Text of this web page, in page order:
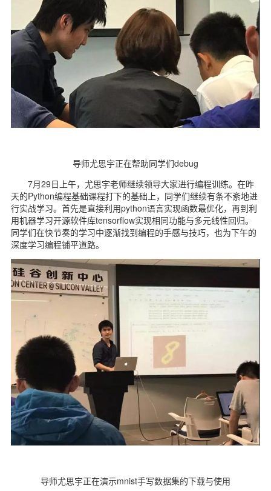
导师尤思宇正在帮助同学们debug
7月29日上午，尤思宇老师继续领导大家进行编程训练。在昨
天的Python编程基础课程打下的基础上，同学们继续有条不紊地进
行实战学习。首先是直接利用python语言实现函数最优化，再到利
用机器学习开源软件库tensorflow实现相同功能与多元线性回归。
同学们在快节奏的学习中逐渐找到编程的手感与技巧，也为下午的
深度学习编程铺平道路。
导师尤思宇正在演示mnist手写数据集的下载与使用